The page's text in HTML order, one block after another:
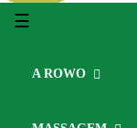
Toggle
☰
A ROWO